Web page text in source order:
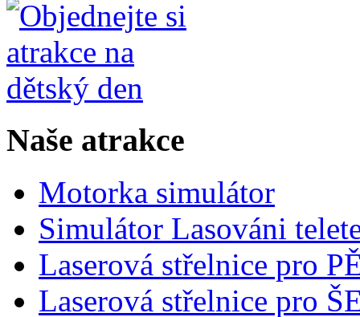
Naše atrakce
Motorka simulátor
Simulátor Lasováni
Laserová střelnice pro
Laserová střelnice pro